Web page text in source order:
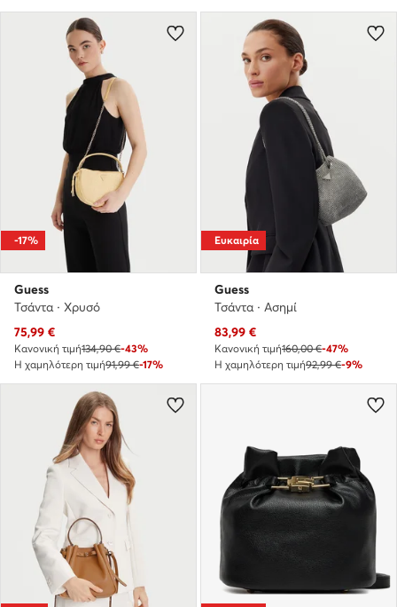
-17%
Guess
Τσάντα · Χρυσό
Τρέχουσα τιμή
75,99 €
Κανονική τιμή134,90 €-43%
Η χαμηλότερη τιμή91,99 €-17%
Ευκαιρία
Guess
Τσάντα · Ασημί
Τρέχουσα τιμή
83,99 €
Κανονική τιμή160,00 €-47%
Η χαμηλότερη τιμή92,99 €-9%